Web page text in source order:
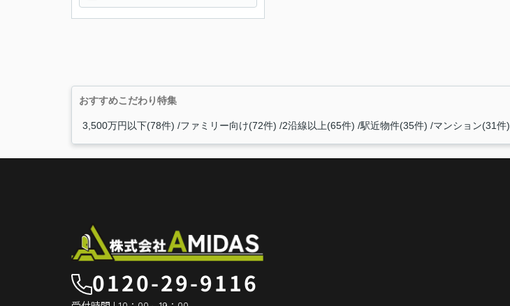
おすすめこだわり特集
3,500万円以下(78件) ファミリー向け(72件) 2沿線以上(65件) 駅近物件(35件) マンション(31件)
0120-29-9116